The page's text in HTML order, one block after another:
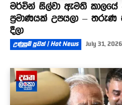
මර්වින් සිල්වා ඇමති
ප්‍රමාණයක් උපයලා –
දීලා
උණුසුම් පුවත් | Hot News July 31, 2026